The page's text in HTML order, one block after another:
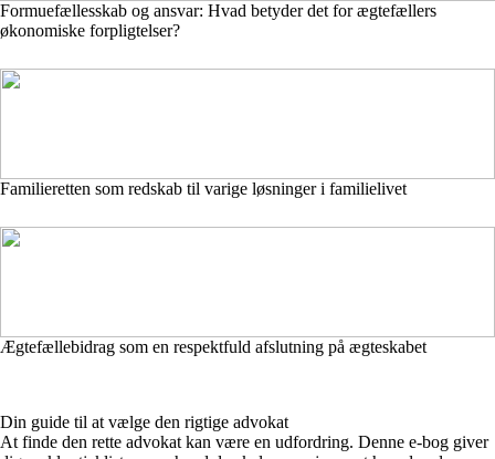
Formuefællesskab og ansvar: Hvad betyder det for ægtefællers
økonomiske forpligtelser?
Familieretten som redskab til varige løsninger i familielivet
Ægtefællebidrag som en respektfuld afslutning på ægteskabet
Din guide til at vælge den rigtige advokat
At finde den rette advokat kan være en udfordring. Denne e-bog giver